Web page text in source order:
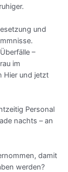
und
–
im
Hier und jetzt
Personal
nachts – an
damit
werden?